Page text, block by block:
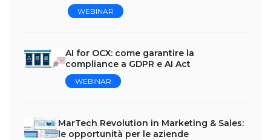
WEBINAR
AI for OCX: come garantire la
compliance a GDPR e AI Act
WEBINAR
MarTech Revolution in Marketing & Sales:
le opportunità per le aziende